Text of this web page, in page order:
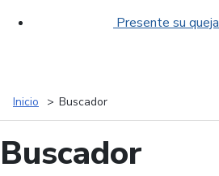
Presente su queja
Inicio Buscador
Buscador